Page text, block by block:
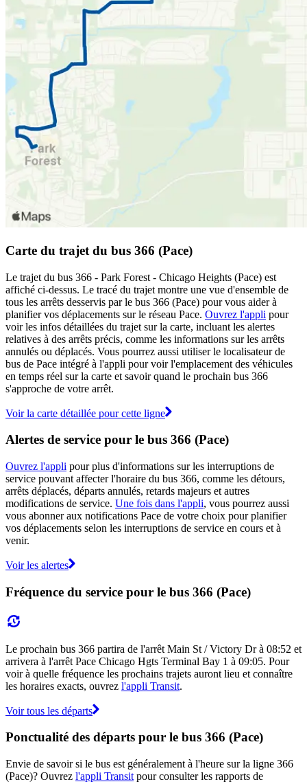
Carte du trajet du bus 366 (Pace)
Le trajet du bus 366 - Park Forest - Chicago Heights (Pace) est
affiché ci-dessus. Le tracé du trajet montre une vue d'ensemble de
tous les arrêts desservis par le bus 366 (Pace) pour vous aider à
planifier vos déplacements sur le réseau Pace. Ouvrez l'appli pour
voir les infos détaillées du trajet sur la carte, incluant les alertes
relatives à des arrêts précis, comme les informations sur les arrêts
annulés ou déplacés. Vous pourrez aussi utiliser le localisateur de
bus de Pace intégré à l'appli pour voir l'emplacement des véhicules
en temps réel sur la carte et savoir quand le prochain bus 366
s'approche de votre arrêt.
Voir la carte détaillée pour cette ligne
Alertes de service pour le bus 366 (Pace)
Ouvrez l'appli pour plus d'informations sur les interruptions de
service pouvant affecter l'horaire du bus 366, comme les détours,
arrêts déplacés, départs annulés, retards majeurs et autres
modifications de service. Une fois dans l'appli, vous pourrez aussi
vous abonner aux notifications Pace de votre choix pour planifier
vos déplacements selon les interruptions de service en cours et à
venir.
Voir les alertes
Fréquence du service pour le bus 366 (Pace)
Le prochain bus 366 partira de l'arrêt Main St / Victory Dr à 08:52 et
arrivera à l'arrêt Pace Chicago Hgts Terminal Bay 1 à 09:05. Pour
voir à quelle fréquence les prochains trajets auront lieu et connaître
les horaires exacts, ouvrez l'appli Transit.
Voir tous les départs
Ponctualité des départs pour le bus 366 (Pace)
Envie de savoir si le bus est généralement à l'heure sur la ligne 366
(Pace)? Ouvrez l'appli Transit pour consulter les rapports de